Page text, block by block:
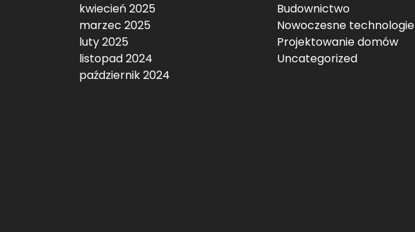
kwiecień 2025
marzec 2025
luty 2025
listopad 2024
październik 2024
Budownictwo
Nowoczesne technologie
Projektowanie domów
Uncategorized